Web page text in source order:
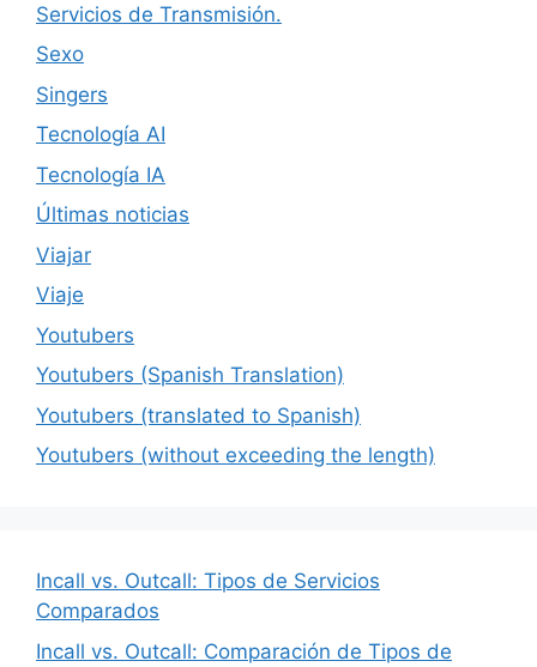
Servicios de Transmisión.
Sexo
Singers
Tecnología AI
Tecnología IA
Últimas noticias
Viajar
Viaje
Youtubers
Youtubers (Spanish Translation)
Youtubers (translated to Spanish)
Youtubers (without exceeding the length)
Incall vs. Outcall: Tipos de Servicios
Comparados
Incall vs. Outcall: Comparación de Tipos de